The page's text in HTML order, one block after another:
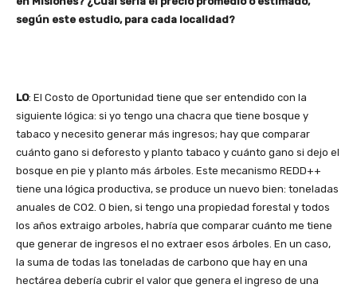
según este estudio, para cada localidad?
LO: El Costo de Oportunidad tiene que ser entendido con la
siguiente lógica: si yo tengo una chacra que tiene bosque y
tabaco y necesito generar más ingresos; hay que comparar
cuánto gano si deforesto y planto tabaco y cuánto gano si dejo el
bosque en pie y planto más árboles. Este mecanismo REDD++
tiene una lógica productiva, se produce un nuevo bien: toneladas
anuales de CO2. O bien, si tengo una propiedad forestal y todos
los años extraigo arboles, habría que comparar cuánto me tiene
que generar de ingresos el no extraer esos árboles. En un caso,
la suma de todas las toneladas de carbono que hay en una
hectárea debería cubrir el valor que genera el ingreso de una